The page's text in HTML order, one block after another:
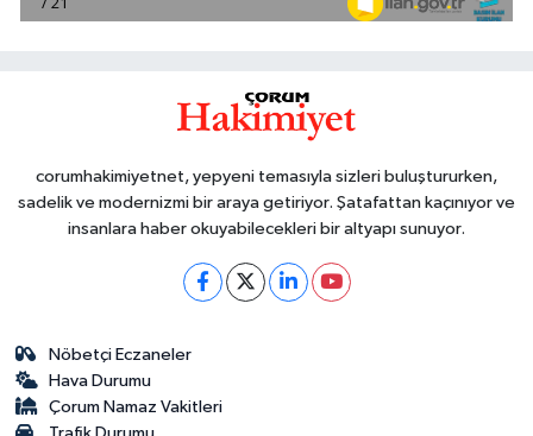
corumhakimiyetnet, yepyeni temasıyla sizleri buluştururken,
sadelik ve modernizmi bir araya getiriyor. Şatafattan kaçınıyor ve
insanlara haber okuyabilecekleri bir altyapı sunuyor.
Nöbetçi Eczaneler
Hava Durumu
Çorum Namaz Vakitleri
Trafik Durumu